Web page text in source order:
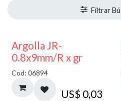
Argolla JR-
0.8x9mm/R x gr
Cod: 06894
US$ 0,03